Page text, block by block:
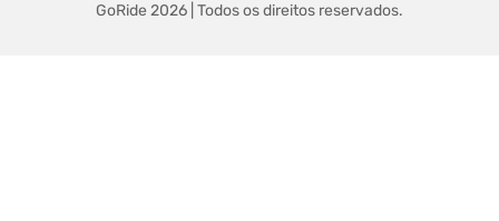
GoRide 2026 | Todos os direitos reservados.